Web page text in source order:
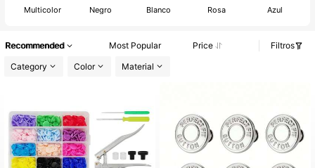
Multicolor Negro Blanco Rosa Azul
Recommended Most Popular Price
Filtros
Category
Color Material